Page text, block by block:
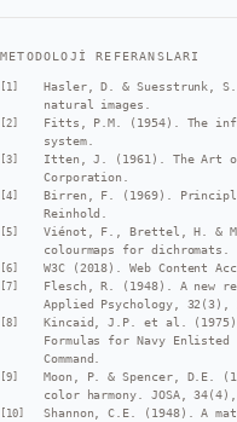
METODOLOJI REFERANSLARI
[ 1]
Hasler, D. & Suesstrunk,
natural images.
[2]
Fitts, P.M. (1954). The
system.
[3]
Itten, J. (1961). The Art
Corporation.
[4]
Birren, F. (1969).
Reinhold.
[5]
Viénot, F., Brettel, H. &
colourmaps for dichromats.
[6] W3C (2018). Web Content
[7]
Flesch, R. (1948). A new
Applied Psychology, 32(3),
[8]
Kincaid, J.P. et al.
Formulas for Navy
Command.
[9]
Moon, P. & Spencer, D.E.
color harmony. JOSA, 34(4),
[ 10]
Shannon, C.E. (1948). A